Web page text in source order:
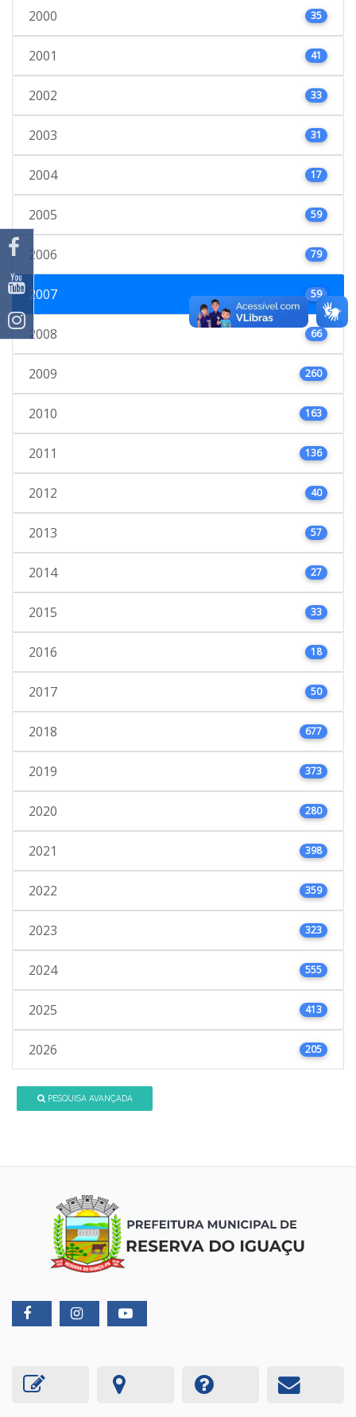
2000 35
2001 41
2002 33
2003 31
2004 17
2005 59
2006 79
2007 59
2008 66
2009 260
2010 163
2011 136
2012 40
2013 57
2014 27
2015 33
2016 18
2017 50
2018 677
2019 373
2020 280
2021 398
2022 359
2023 323
2024 555
2025 413
2026 205
PESQUISA AVANÇADA